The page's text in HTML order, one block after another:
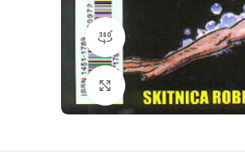
360 product view
Klikni da povečaš